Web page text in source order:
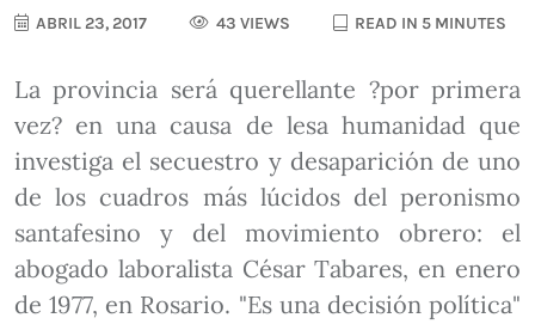
ABRIL 23, 2017 43 VIEWS READ IN 5 MINUTES
La provincia será querellante ?por primera
vez? en una causa de lesa humanidad que
investiga el secuestro y desaparición de uno
de los cuadros más lúcidos del peronismo
santafesino y del movimiento obrero: el
abogado laboralista César Tabares, en enero
de 1977, en Rosario. "Es una decisión política"